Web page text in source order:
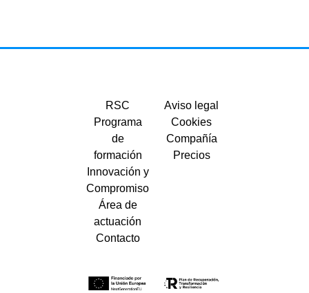
RSC
Programa
de
formación
Innovación y
Compromiso
Área de
actuación
Contacto
Aviso legal
Cookies
Compañía
Precios